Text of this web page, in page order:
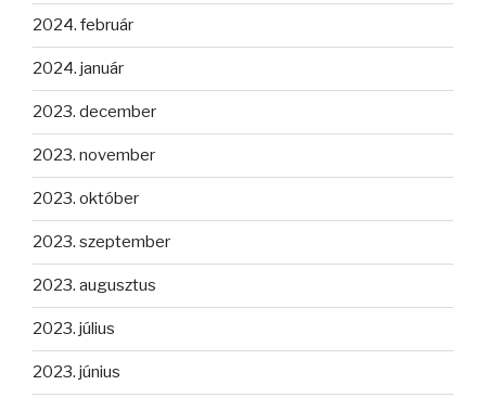
2024. február
2024. január
2023. december
2023. november
2023. október
2023. szeptember
2023. augusztus
2023. július
2023. június